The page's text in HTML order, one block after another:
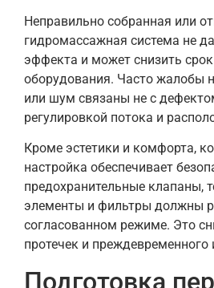
Неправильно собранная или
гидромассажная система не
эффекта и может снизить
оборудования. Часто жалобы
или шум связаны не с
регулировкой потока и
Кроме эстетики и комфорта,
настройка обеспечивает
предохранительные клапаны,
элементы и фильтры должны
согласованном режиме. Это
протечек и преждевременного
Подготовка